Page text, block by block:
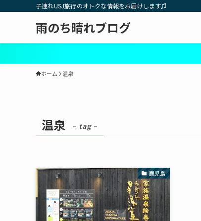
子連れUSJ旅行のオトクな情報をお届けします♫
雨のち晴れブログ
ホーム 温泉
温泉 – tag –
鹿児島